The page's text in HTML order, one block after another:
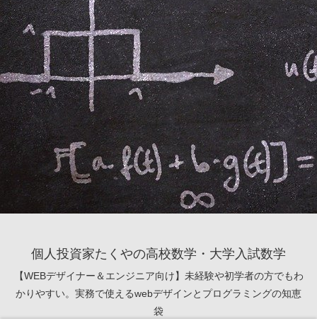
個人投資家たくやの高校数学・大学入試数学
【WEBデザイナー＆エンジニア向け】未経験や初学者の方でもわ
かりやすい。実務で使えるwebデザインとプログラミングの知恵
袋